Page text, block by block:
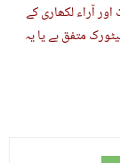
آراء لکھاری کے
متفق ہے یا یہ